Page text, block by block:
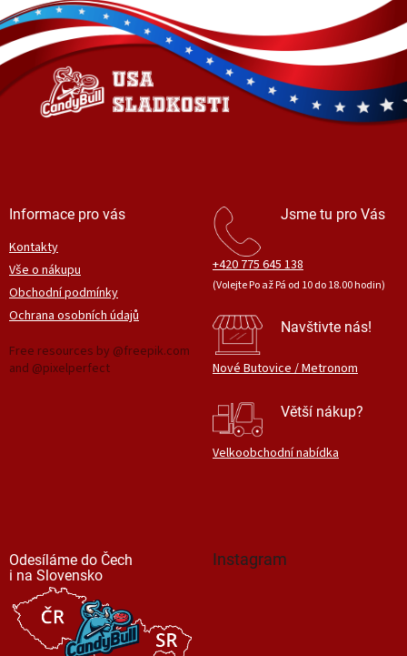
á
p
a
í
Informace pro vás
Kontakty
Vše o nákupu
Obchodní podmínky
Ochrana osobních údajů
Free resources by @freepik.com
and @pixelperfect
Jsme tu pro Vás
+420 775 645 138
(Volejte Po až Pá od 10 do 18.00 hodin)
Navštivte nás!
Nové Butovice / Metronom
Větší nákup?
Velkoobchodní nabídka
Odesíláme do Čech
i na Slovensko
Instagram